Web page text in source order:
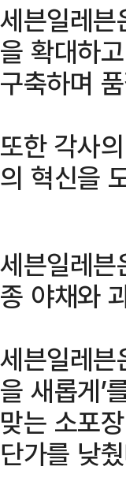
세븐일레
을 확대하
구축하며
또한 각사
의 혁신을
세븐일레
종 야채와
세븐일레븐
을 새롭게’
맞는 소포
단가를 낮